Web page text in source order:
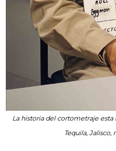
La historia del cortometraje
Tequila, Jalisco,